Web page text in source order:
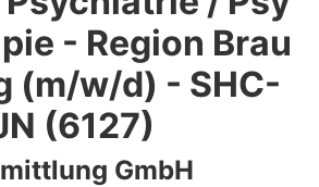
- Region Brau
(m/w/d) - SHC-
(6127)
GmbH